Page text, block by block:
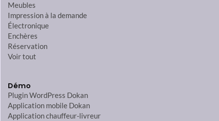
Meubles
Impression à la demande
Électronique
Enchères
Réservation
Voir tout
Démo
Plugin WordPress Dokan
Application mobile Dokan
Application chauffeur-livreur